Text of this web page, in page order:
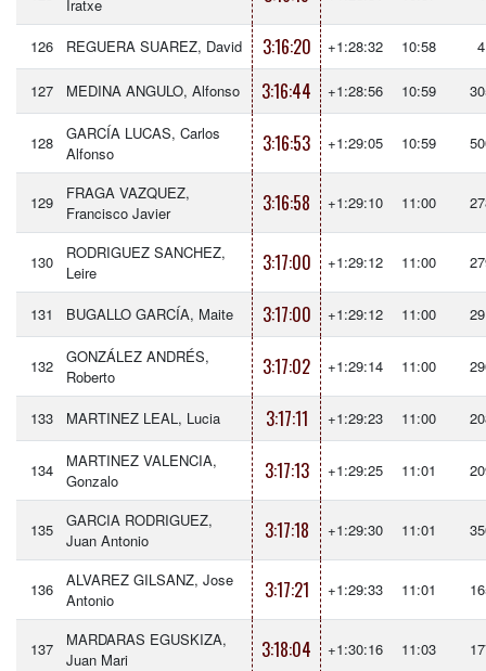
Iratxe
126 REGUERA SUAREZ, David 3:16:20 +1:28:32 10:58
127 MEDINA ANGULO, Alfonso 3:16:44 +1:28:56 10:59
128
GARCÍA LUCAS, Carlos
Alfonso
3:16:53 +1:29:05 10:59
129
FRAGA VAZQUEZ,
Francisco Javier
3:16:58 +1:29:10 11:00
130
RODRIGUEZ SANCHEZ,
Leire
3:17:00 +1:29:12 11:00
131 BUGALLO GARCÍA, Maite 3:17:00 +1:29:12 11:00
132
GONZÁLEZ ANDRÉS,
Roberto
3:17:02 +1:29:14 11:00
133 MARTINEZ LEAL, Lucia 3:17:11 +1:29:23 11:00
134
MARTINEZ VALENCIA,
Gonzalo
3:17:13 +1:29:25 11:01
135
GARCIA RODRIGUEZ,
Juan Antonio
3:17:18 +1:29:30 11:01
136
ALVAREZ GILSANZ, Jose
Antonio
3:17:21 +1:29:33 11:01
137
MARDARAS EGUSKIZA,
Juan Mari
3:18:04 +1:30:16 11:03